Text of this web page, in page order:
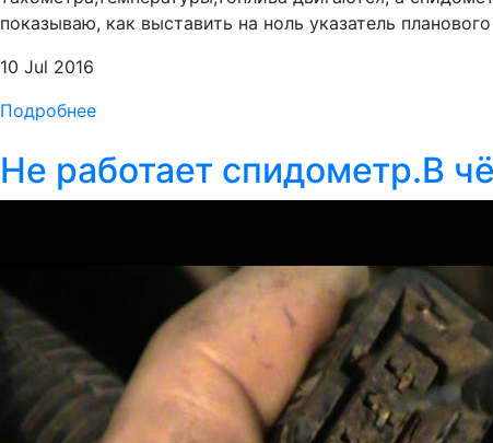
показываю, как выставить на ноль указатель
10 Jul 2016
Подробнее
Не работает спидометр.В